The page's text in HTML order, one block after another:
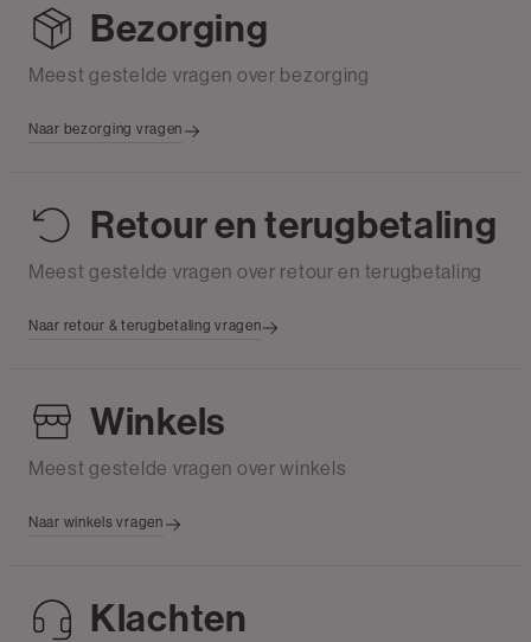
Bezorging
Meest gestelde vragen over bezorging
Naar bezorging vragen
Retour en terugbetaling
Meest gestelde vragen over retour en terugbetaling
Naar retour & terugbetaling vragen
Winkels
Meest gestelde vragen over winkels
Naar winkels vragen
Klachten